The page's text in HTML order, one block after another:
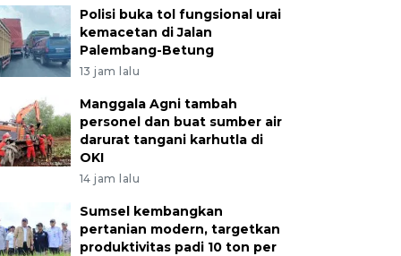
Polisi buka tol fungsional urai
kemacetan di Jalan
Palembang-Betung
13 jam lalu
Manggala Agni tambah
personel dan buat sumber air
darurat tangani karhutla di
OKI
14 jam lalu
Sumsel kembangkan
pertanian modern, targetkan
produktivitas padi 10 ton per